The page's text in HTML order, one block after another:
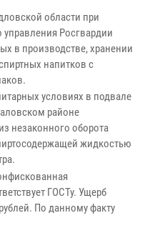
области при
Росгвардии
в производстве, хранении
напитков с
условиях в подвале
районе
незаконного оборота
жидкостью
ГОСТу. Ущерб
По данному факту